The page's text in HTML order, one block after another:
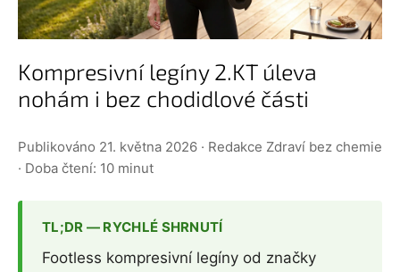
Kompresivní legíny 2.KT úleva
nohám i bez chodidlové části
Publikováno 21. května 2026 · Redakce Zdraví bez chemie
· Doba čtení: 10 minut
TL;DR — RYCHLÉ SHRNUTÍ
Footless kompresivní legíny od značky